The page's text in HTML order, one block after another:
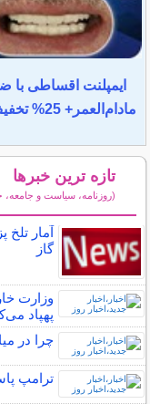
ایمپلنت اقساطی با
مادام‌العمر+ 25% تخفیف ویژه
تازه ترین خبرها
(روزنامه، سیاست و
آمار
گاز
وزارت
پهپاد
چرا در
ترامپ